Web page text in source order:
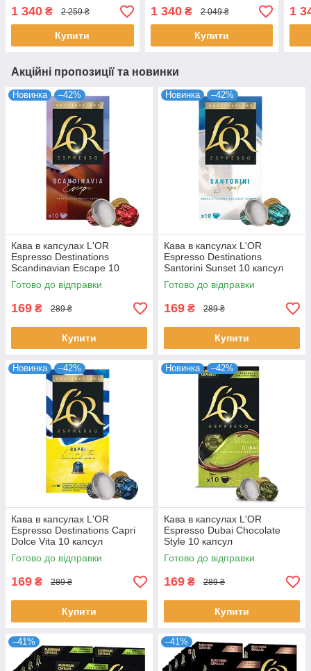
1 340 ₴ 2 259 ₴
Купити
1 340₴ 2 049 ₴
Купити
1
Акційні пропозиції та новинки
Новинка –42%
Кава в капсулах L'OR
Espresso Destinations
Scandinavian Escape 10
капсул
Готово до відправки
169 ₴ 289 ₴
Купити
Новинка –42%
Кава в капсулах L'OR
Espresso Destinations
Santorini Sunset 10 капсул
Готово до відправки
169 ₴ 289 ₴
Купити
Новинка –42%
Кава в капсулах L'OR
Espresso Destinations Capri
Dolce Vita 10 капсул
Готово до відправки
169 ₴ 289 ₴
Купити
Новинка –42%
Кава в капсулах L'OR
Espresso Dubai Chocolate
Style 10 капсул
Готово до відправки
169 ₴ 289 ₴
Купити
–41% –41%